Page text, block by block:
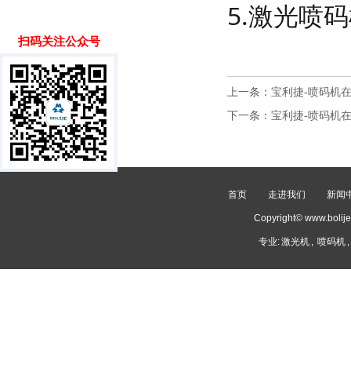
5.激光喷
上一条： 宝利捷-喷码机
下一条： 宝利捷-喷码机
首页 走进我们 新闻
Copyright©
专业:激光机 , 喷码机 ,
扫码关注公众号